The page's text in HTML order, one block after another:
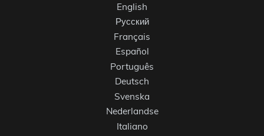
English
Русский
Français
Español
Português
Deutsch
Svenska
Nederlandse
Italiano